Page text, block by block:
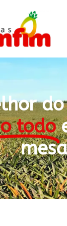
todo
mesa